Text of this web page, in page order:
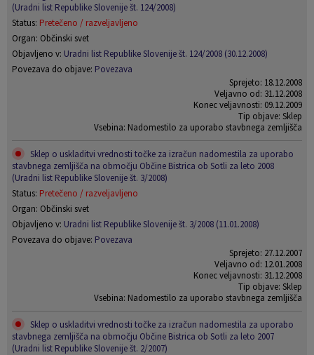
(Uradni list Republike Slovenije št. 124/2008)
Status: Pretečeno / razveljavljeno
Organ: Občinski svet
Objavljeno v: Uradni list Republike Slovenije št. 124/2008 (30.12.2008)
Povezava do objave: Povezava
Sprejeto: 18.12.2008
Veljavno od: 31.12.2008
Konec veljavnosti: 09.12.2009
Tip objave: Sklep
Vsebina: Nadomestilo za uporabo stavbnega zemljišča
Sklep o uskladitvi vrednosti točke za izračun nadomestila za uporabo
stavbnega zemljišča na območju Občine Bistrica ob Sotli za leto 2008
(Uradni list Republike Slovenije št. 3/2008)
Status: Pretečeno / razveljavljeno
Organ: Občinski svet
Objavljeno v: Uradni list Republike Slovenije št. 3/2008 (11.01.2008)
Povezava do objave: Povezava
Sprejeto: 27.12.2007
Veljavno od: 12.01.2008
Konec veljavnosti: 31.12.2008
Tip objave: Sklep
Vsebina: Nadomestilo za uporabo stavbnega zemljišča
Sklep o uskladitvi vrednosti točke za izračun nadomestila za uporabo
stavbnega zemljišča na območju Občine Bistrica ob Sotli za leto 2007
(Uradni list Republike Slovenije št. 2/2007)